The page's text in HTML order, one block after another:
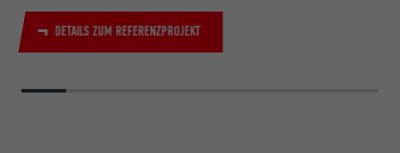
DETAILS ZUM REFERENZPROJEKT